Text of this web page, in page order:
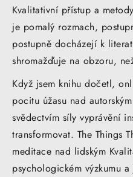
Kvalitativní přístup a
je pomalý rozmach,
postupně docházejí k
shromažďuje na obzoru,
Když jsem knihu dočetl,
pocitu úžasu nad
svědectvím síly vyprávění
transformovat. The Things
meditace nad lidským
psychologickém výzkumu